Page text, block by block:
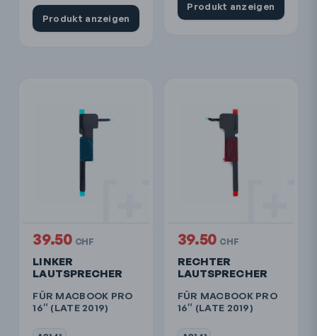
Produkt anzeigen
Produkt anzeigen
LINKER
LAUTSPRECHER
FÜR MACBOOK PRO
16″ (LATE 2019)
39.50 CHF
RECHTER
LAUTSPRECHER
FÜR MACBOOK PRO
16″ (LATE 2019)
39.50 CHF